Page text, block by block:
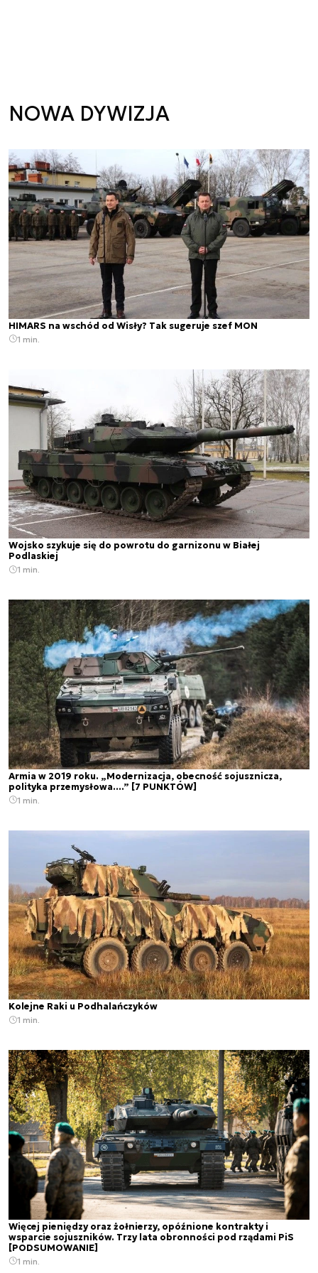
NOWA DYWIZJA
HIMARS na wschód od Wisły? Tak sugeruje szef MON
1 min.
Wojsko szykuje się do powrotu do garnizonu w Białej
Podlaskiej
1 min.
Armia w 2019 roku. „Modernizacja, obecność sojusznicza,
polityka przemysłowa....” [7 PUNKTÓW]
1 min.
Kolejne Raki u Podhalańczyków
1 min.
Więcej pieniędzy oraz żołnierzy, opóźnione kontrakty i
wsparcie sojuszników. Trzy lata obronności pod rządami PiS
[PODSUMOWANIE]
1 min.